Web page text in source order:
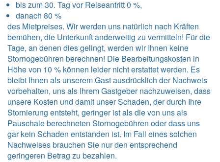
bis zum 30. Tag vor Reiseantritt 0 %,
danach 80 %
des Mietpreises. Wir werden uns natürlich nach Kräften
bemühen, die Unterkunft anderweitig zu vermitteln! Für die
Tage, an denen dies gelingt, werden wir Ihnen keine
Stornogebühren berechnen! Die Bearbeitungskosten in
Höhe von 10 % können leider nicht erstattet werden. Es
bleibt Ihnen als unserem Gast ausdrücklich der Nachweis
vorbehalten, uns als Ihrem Gastgeber nachzuweisen, dass
unsere Kosten und damit unser Schaden, der durch Ihre
Stornierung entsteht, geringer ist als die von uns als
Pauschale berechneten Stornogebühren oder dass uns
gar kein Schaden entstanden ist. Im Fall eines solchen
Nachweises brauchen Sie nur den entsprechend
geringeren Betrag zu bezahlen.